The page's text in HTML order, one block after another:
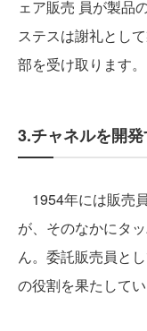
ェア販売 員が製品
ステスは謝礼とし
部を受け取ります。
3.チャネルを開
1954年には販売
が、そのなかにタ
ん。委託販売員と
の役割を果たしてい